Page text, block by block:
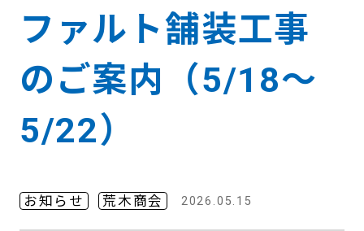
ファルト舗装工事
のご案内（5/18〜
5/22）
お知らせ 荒木商会 2026.05.15